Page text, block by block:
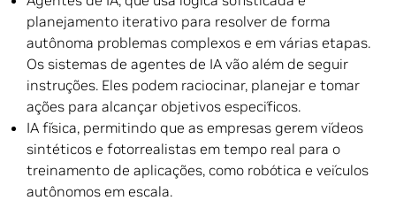
planejamento iterativo para resolver de forma
autônoma problemas complexos e em várias etapas.
Os sistemas de agentes de IA vão além de seguir
instruções. Eles podem raciocinar, planejar e tomar
ações para alcançar objetivos específicos.
IA física, permitindo que as empresas gerem vídeos
sintéticos e fotorrealistas em tempo real para o
treinamento de aplicações, como robótica e veículos
autônomos em escala.